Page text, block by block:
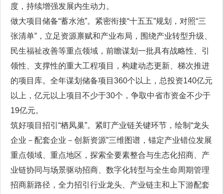
度，持续增强发展内生动力。
做大项目储备“蓄水池”。紧密衔接“十五五”规划，对照“三
张清单”，立足资源禀赋和产业布局，围绕产业转型升级、
民生福祉改善等重点领域，前瞻谋划一批具有战略性、引
领性、支撑性的重大工程项目，构建动态更新、梯次推进
的项目库。全年谋划储备项目360个以上，总投资140亿元
以上，亿元以上项目不少于30个，争取中省市资金不少于
19亿元。
筑好项目招引“栖凤巢”。紧盯产业链关键环节，绘制“龙头
企业－配套企业－创新资源”三维图谱，锚定产业错位发展
重点领域、重点地区，探索全要素整合与生态化招商、产
业链协同与场景驱动招商、数字化转型与全生命周期管理
招商新路径，全力招引行业龙头、产业链主和上下游配套